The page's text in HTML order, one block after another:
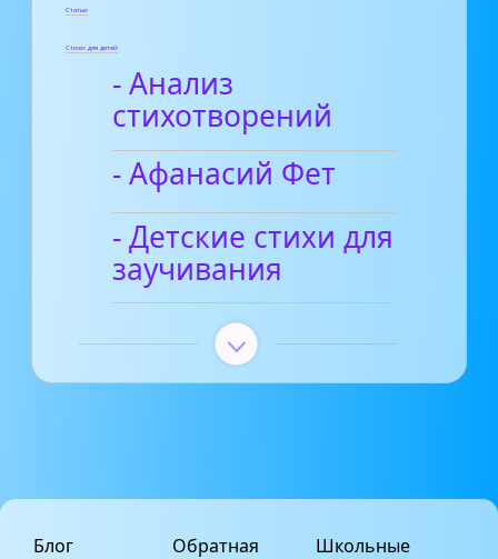
Статьи
Стихи для детей
- Анализ
стихотворений
- Афанасий Фет
- Детские стихи для
заучивания
Блог Обратная Школьные